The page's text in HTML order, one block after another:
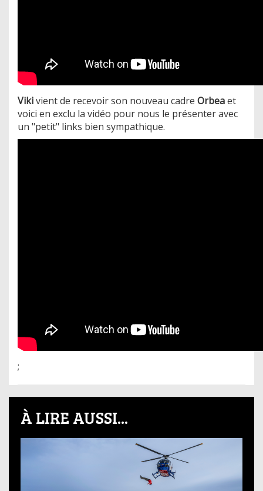
Vikivient de recevoir son nouveau cadre Orbeaet
voici en exclu la vidéo pour nous le présenter avec
un "petit" links bien sympathique.
;
À LIRE AUSSI...